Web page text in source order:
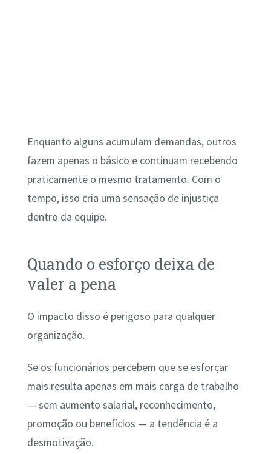
Enquanto alguns acumulam demandas, outros
fazem apenas o básico e continuam recebendo
praticamente o mesmo tratamento. Com o
tempo, isso cria uma sensação de injustiça
dentro da equipe.
Quando o esforço deixa de
valer a pena
O impacto disso é perigoso para qualquer
organização.
Se os funcionários percebem que se esforçar
mais resulta apenas em mais carga de trabalho
— sem aumento salarial, reconhecimento,
promoção ou benefícios — a tendência é a
desmotivação.